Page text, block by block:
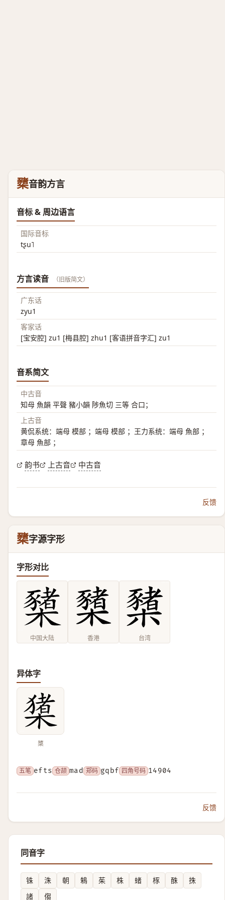
櫫音韵方言
音标 & 周边语言
国际音标
tʂu˥
方言读音 （旧版简文）
广东话
zyu1
客家话
[宝安腔] zu1 [梅县腔] zhu1 [客语拼音字汇] zu1
音系简文
中古音
知母 魚韻 平聲 豬小韻 陟魚切 三等 合口；
上古音
黄侃系统：端母 模部 ；端母 模部 ；王力系统：端母 魚部 ；
章母 魚部 ；
韵书 上古音 中古音
反馈
櫫字源字形
字形对比
中国大陆 香港 台湾
异体字
橥
五笔 efts 仓颉 mad 郑码 gqbf 四角号码 14904
反馈
同音字
铢 洙 朝 鴸 茱 株 蝫 㭬 䣷
㧣
諸
㑳